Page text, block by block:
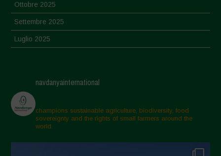
Ottobre 2025
Settembre 2025
Luglio 2025
Aprile 2025
Marzo 2025
Febbraio 2025
Gennaio 2025
navdanyainternational
champions sustainable agriculture, biodiversity, food
sovereignty and the rights of small farmers around the
world.